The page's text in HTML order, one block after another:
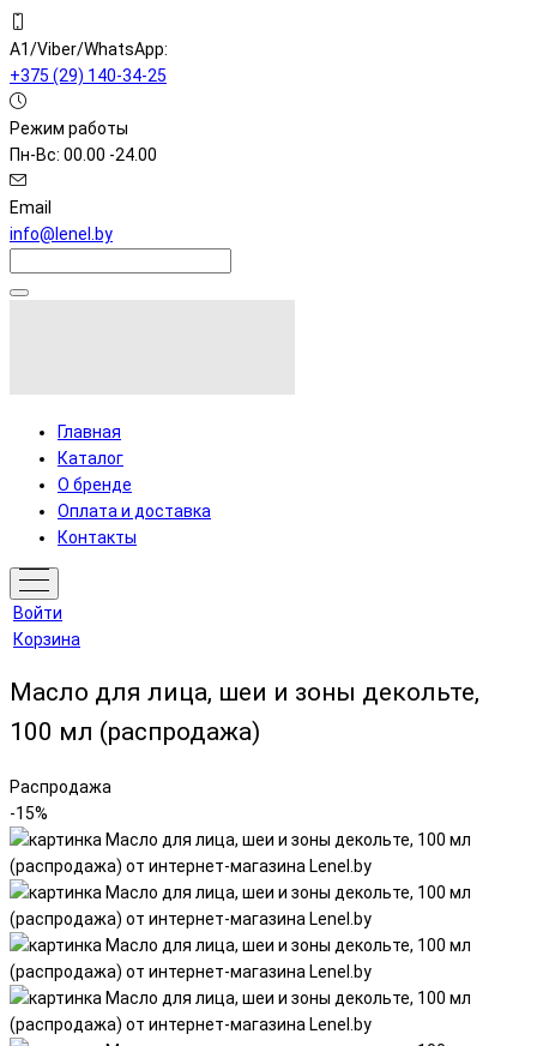
A1/Viber/WhatsApp:
+375 (29) 140-34-25
Режим работы
Пн-Вс: 00.00 -24.00
Email
info@lenel.by
Главная
Каталог
О бренде
Оплата и доставка
Контакты
Войти
Корзина
Масло для лица, шеи и зоны декольте,
100 мл (распродажа)
Распродажа
-15%